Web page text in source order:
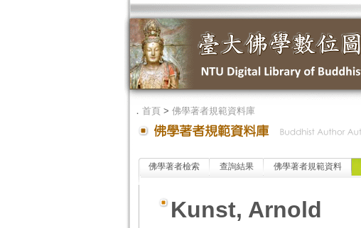
． 首頁> 佛學著者規範資料庫
佛學著者檢索 查詢結果 佛學著者規範資料
Kunst, Arnold